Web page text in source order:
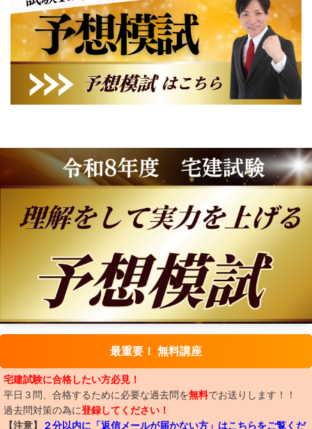
最重要！ 無料講座
宅建試験に合格したい方必見！
平日３問、合格するために必要な過去問を無料でお送りします！！
過去問対策の為に登録してください！
【注意】
２分以内に「返信メールが届かない方」はこちらをご覧くだ